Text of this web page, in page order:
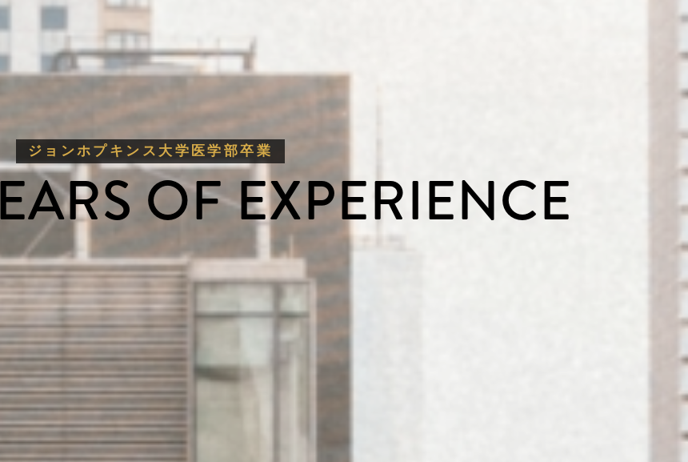
ジョンホプキンス大学医学部卒業
OF EXPERIENCE